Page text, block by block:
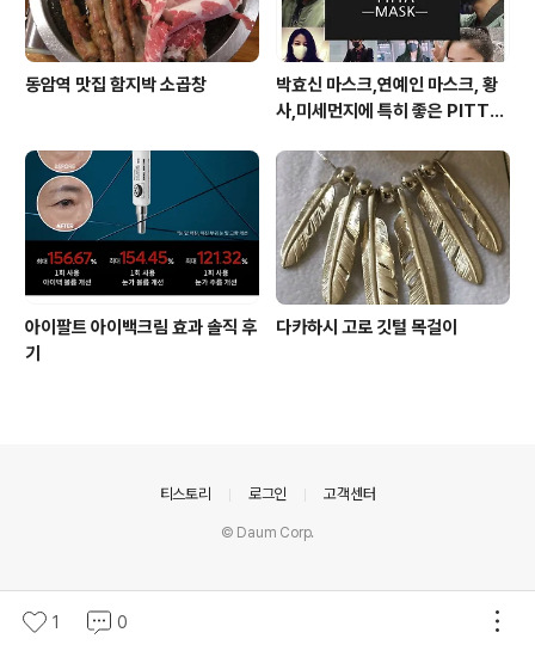
동암역 맛집 함지박 소곱창
박효신 마스크,연예인 마스크, 황
사,미세먼지에 특히 좋은 PITTA
아이팔트 아이백크림 효과 솔직 후
기
다카하시 고로 깃털 목걸이
1 0
티스토리 로그인 고객센터
© Daum Corp.